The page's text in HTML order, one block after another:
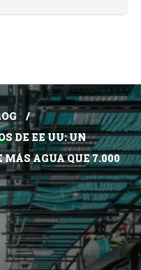
DE EE UU: UN
MÁS AGUA QUE 7.000